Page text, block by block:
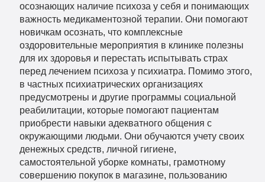
осознающих наличие психоза у себя и понимающих
важность медикаментозной терапии. Они помогают
новичкам осознать, что комплексные
оздоровительные мероприятия в клинике полезны
для их здоровья и перестать испытывать страх
перед лечением психоза у психиатра. Помимо этого,
в частных психиатрических организациях
предусмотрены и другие программы социальной
реабилитации, которые помогают пациентам
приобрести навыки адекватного общения с
окружающими людьми. Они обучаются учету своих
денежных средств, личной гигиене,
самостоятельной уборке комнаты, грамотному
совершению покупок в магазине, пользованию